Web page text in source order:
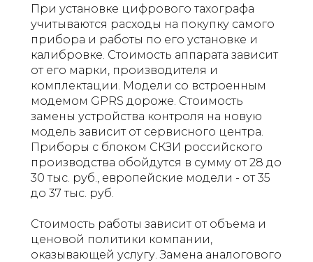
При установке цифрового тахографа
учитываются расходы на покупку самого
прибора и работы по его установке и
калибровке. Стоимость аппарата зависит
от его марки, производителя и
комплектации. Модели со встроенным
модемом GPRS дороже. Стоимость
замены устройства контроля на новую
модель зависит от сервисного центра.
Приборы с блоком СКЗИ российского
производства обойдутся в сумму от 28 до
30 тыс. руб., европейские модели - от 35
до 37 тыс. руб.
Стоимость работы зависит от объема и
ценовой политики компании,
оказывающей услугу. Замена аналогового